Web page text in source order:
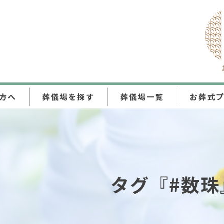
へ 葬儀場を探す 葬儀場一覧 お葬式
ちかくの一
ちかくの
タグ『#数